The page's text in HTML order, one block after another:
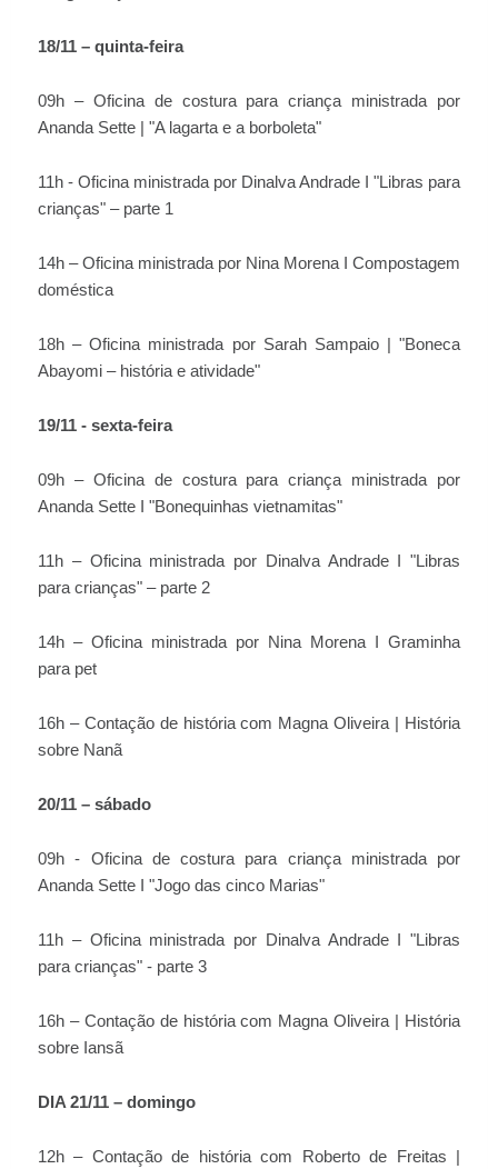
18/11 – quinta-feira
09h – Oficina de costura para criança ministrada por
Ananda Sette | "A lagarta e a borboleta"
11h - Oficina ministrada por Dinalva Andrade I "Libras para
crianças" – parte 1
14h – Oficina ministrada por Nina Morena I Compostagem
doméstica
18h – Oficina ministrada por Sarah Sampaio | "Boneca
Abayomi – história e atividade"
19/11 - sexta-feira
09h – Oficina de costura para criança ministrada por
Ananda Sette I "Bonequinhas vietnamitas"
11h – Oficina ministrada por Dinalva Andrade I "Libras
para crianças" – parte 2
14h – Oficina ministrada por Nina Morena I Graminha
para pet
16h – Contação de história com Magna Oliveira | História
sobre Nanã
20/11 – sábado
09h - Oficina de costura para criança ministrada por
Ananda Sette I "Jogo das cinco Marias"
11h – Oficina ministrada por Dinalva Andrade I "Libras
para crianças" - parte 3
16h – Contação de história com Magna Oliveira | História
sobre Iansã
DIA 21/11 – domingo
12h – Contação de história com Roberto de Freitas |